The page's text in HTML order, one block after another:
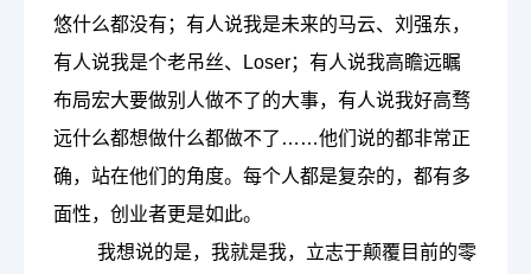
悠什么都没有；有人说我是未来的马云、刘强东，
有人说我是个老吊丝、
Loser；有人说我高瞻远瞩
布局宏大要做别人做不了的大事，有人说我好高骛
远什么都想做什么都做不了……他们说的都非常正
确，站在他们的角度。每个人都是复杂的，都有多
面性，创业者更是如此。
我想说的是，我就是我，立志于颠覆目前的零